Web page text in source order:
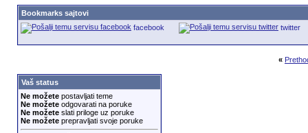
Bookmarks sajtovi
facebook
twitter
«
Vaš status
Ne možetepostavljati teme
Ne možeteodgovarati na poruke
Ne možeteslati priloge uz poruke
Ne možeteprepravljati svoje poruke